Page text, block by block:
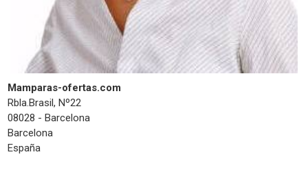
Mamparas-ofertas.com
Rbla.Brasil, Nº22
08028 - Barcelona
Barcelona
España